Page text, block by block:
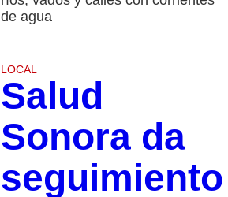
de agua
LOCAL
Salud
Sonora da
seguimiento